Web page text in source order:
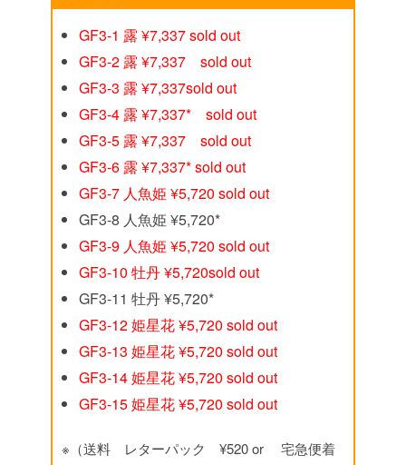
GF3-1 露 ¥7,337 sold out
GF3-2 露 ¥7,337 sold out
GF3-3 露 ¥7,337sold out
GF3-4 露 ¥7,337* sold out
GF3-5 露 ¥7,337 sold out
GF3-6 露 ¥7,337* sold out
GF3-7 人魚姫 ¥5,720 sold out
GF3-8 人魚姫 ¥5,720*
GF3-9 人魚姫 ¥5,720 sold out
GF3-10 牡丹 ¥5,720sold out
GF3-11 牡丹 ¥5,720*
GF3-12 姫星花 ¥5,720 sold out
GF3-13 姫星花 ¥5,720 sold out
GF3-14 姫星花 ¥5,720 sold out
GF3-15 姫星花 ¥5,720 sold out
※（送料 レターパック ¥520 or 宅急便着